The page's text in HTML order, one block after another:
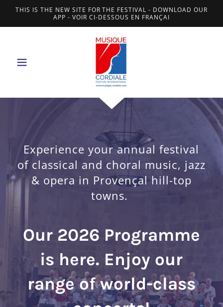
THIS IS THE NEW SITE FOR THE FESTIVAL - DOWNLOAD OUR
APP - VOIR CI-DESSOUS EN FRANÇAI
Experience your annual festival
of classical and choral music, jazz
& opera in Provençal hill-top
towns.
Our 2026 Programme
is here. Enjoy our
range of world-class